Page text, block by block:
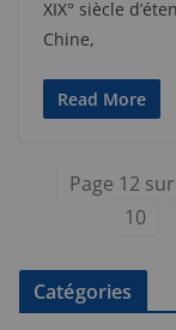
XIX° siècle
Chine,
Read More
Page 12
10
Catégories